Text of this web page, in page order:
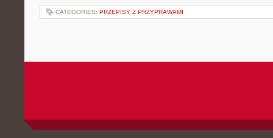
CATEGORIES: PRZEPISY Z PRZYPRAWAMI